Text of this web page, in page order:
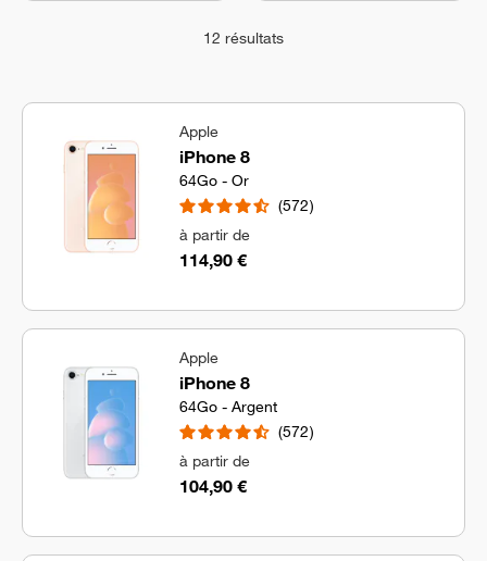
12 résultats
Apple
iPhone 8
64Go - Or
572
à partir de
114,90 €
Apple
iPhone 8
64Go - Argent
572
à partir de
104,90 €